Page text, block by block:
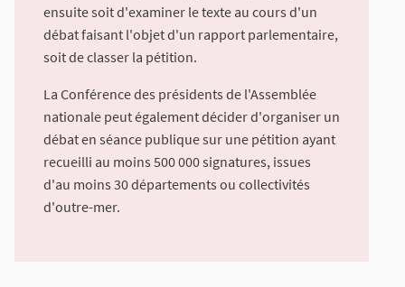
ensuite soit d'examiner le texte au cours d'un
débat faisant l'objet d'un rapport parlementaire,
soit de classer la pétition.
La Conférence des présidents de l'Assemblée
nationale peut également décider d'organiser un
débat en séance publique sur une pétition ayant
recueilli au moins 500 000 signatures, issues
d'au moins 30 départements ou collectivités
d'outre-mer.